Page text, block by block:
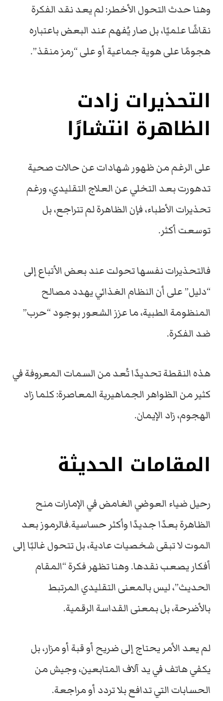
وهنا حدث التحول الأخطر: لم يعد نقد الفكرة
نقاشًا علميًا، بل صار يُفهم عند البعض باعتباره
هجومًا على هوية جماعية أو على “رمز منقذ”.
التحذيرات زادت
الظاهرة انتشارًا
على الرغم من ظهور شهادات عن حالات صحية
تدهورت بعد التخلي عن العلاج التقليدي، ورغم
تحذيرات الأطباء، فإن الظاهرة لم تتراجع، بل
توسعت أكثر.
فالتحذيرات نفسها تحولت عند بعض الأتباع إلى
“دليل” على أن النظام الغذائي يهدد مصالح
المنظومة الطبية، ما عزز الشعور بوجود “حرب”
ضد الفكرة.
هذه النقطة تحديدًا تُعد من السمات المعروفة في
كثير من الظواهر الجماهيرية المعاصرة: كلما زاد
الهجوم، زاد الإيمان.
المقامات الحديثة
رحيل ضياء العوضي الغامض في الإمارات منح
الظاهرة بعدًا جديدًا وأكثر حساسية.فالرموز بعد
الموت لا تبقى شخصيات عادية، بل تتحول غالبًا إلى
أفكار يصعب نقدها. وهنا تظهر فكرة “المقام
الحديث”، ليس بالمعنى التقليدي المرتبط
بالأضرحة، بل بمعنى القداسة الرقمية.
لم يعد الأمر يحتاج إلى ضريح أو قبة أو مزار، بل
يكفي هاتف في يد آلاف المتابعين، وجيش من
الحسابات التي تدافع بلا تردد أو مراجعة.